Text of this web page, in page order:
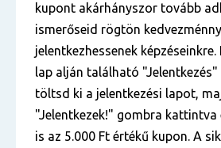
kupont akárhányszor tovább
ismerőseid rögtön
jelentkezhessenek
lap alján található
töltsd ki a jelentkezési lapot,
"Jelentkezek!" gombra kattintva
is az 5.000 Ft értékű kupon. A